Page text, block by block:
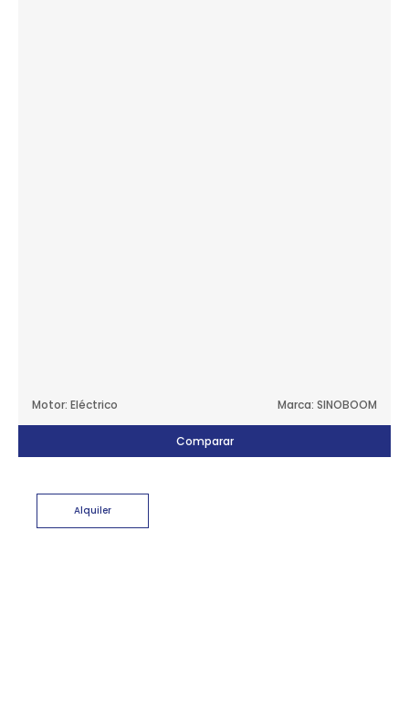
Motor: Eléctrico Marca: SINOBOOM
Comparar
Alquiler